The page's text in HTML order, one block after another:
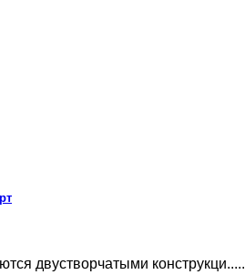
двустворчатыми конструкци.....